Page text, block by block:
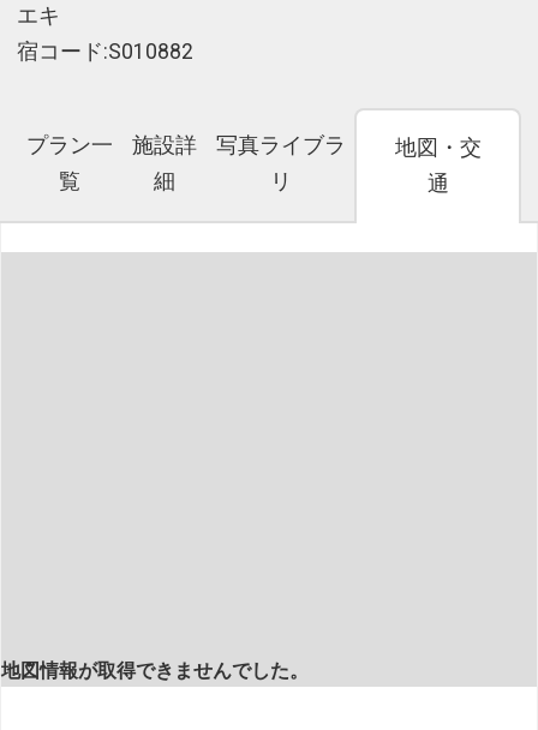
エキ
宿コード:S010882
プラン一
覧
施設詳
細
写真ライブラ
リ
地図・交
通
地図情報が取得できませんでした。